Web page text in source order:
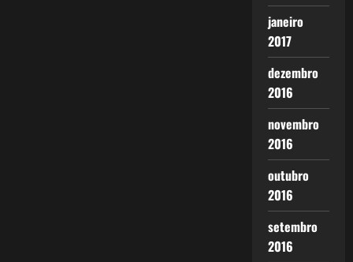
janeiro
2017
dezembro
2016
novembro
2016
outubro
2016
setembro
2016